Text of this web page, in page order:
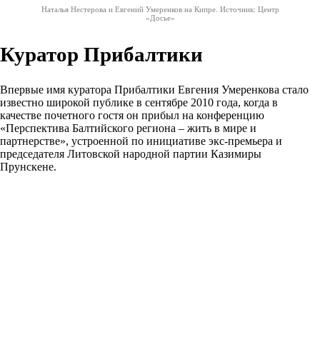
Наталья Нестерова и Евгений Умеренков на Кипре. Источник: Центр
«Досье»
Куратор Прибалтики
Впервые имя куратора Прибалтики Евгения Умеренкова стало
известно широкой публике в сентябре 2010 года, когда в
качестве почетного гостя он прибыл на конференцию
«Перспектива Балтийского региона – жить в мире и
партнерстве», устроенной по инициативе экс-премьера и
председателя Литовской народной партии Казимиры
Прунскене.